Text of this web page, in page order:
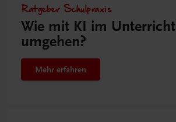
Ratgeber Schulpraxis
Wie mit KI im Unterricht
umgehen?
Mehr erfahren